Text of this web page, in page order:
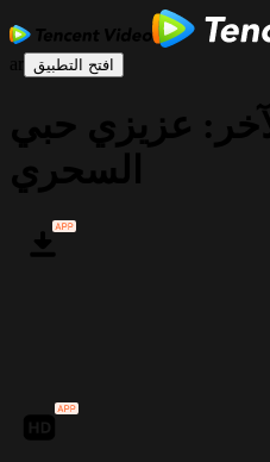
ar افتح التطبيق
عزيزي حبي
السحري